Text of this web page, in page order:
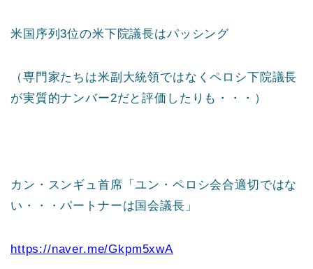
米国序列3位の米下院議長はパッシング
（専門家たちは米副大統領ではなくペロシ下院議長
が実質的ナンバー2だと評価したりも・・・）
カン・スンギュ首席「ユン・ペロシ会合適切ではな
い・・・パートナーは国会議長」
https://naver.me/Gkpm5xwA